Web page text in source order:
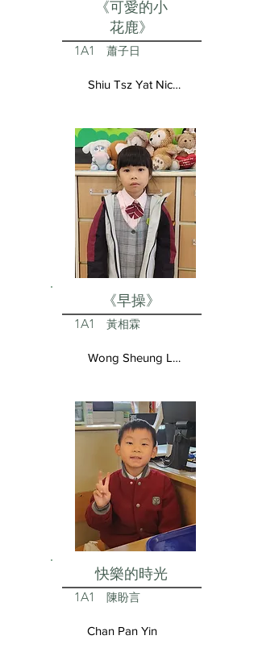
《可愛的小
花鹿》
1A1 蕭子日
Shiu Tsz Yat Nicolas
《早操》
1A1 黃相霖
Wong Sheung Lam
快樂的時光
1A1 陳盼言
Chan Pan Yin